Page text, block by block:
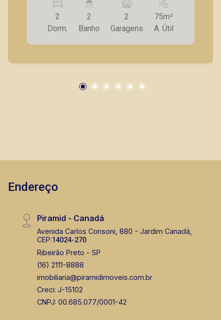
2
Dorm.
2
Banho
2
Garagens
75m²
A. Útil
Endereço
Piramid - Canadá
Avenida Carlos Consoni, 880 - Jardim Canadá,
CEP:14024-270
Ribeirão Preto - SP
(16) 2111-8888
imobiliaria@piramidimoveis.com.br
Creci: J-15102
CNPJ: 00.685.077/0001-42